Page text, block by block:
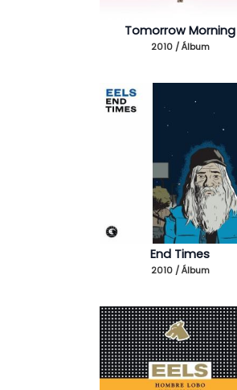
Tomorrow Morning
2010 / Álbum
End Times
2010 / Álbum